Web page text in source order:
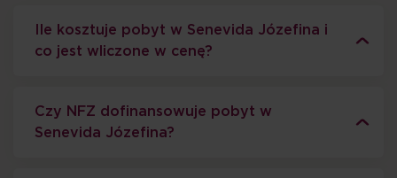
Ile kosztuje pobyt w Senevida Józefina i
co jest wliczone w cenę?
Czy NFZ dofinansowuje pobyt w
Senevida Józefina?